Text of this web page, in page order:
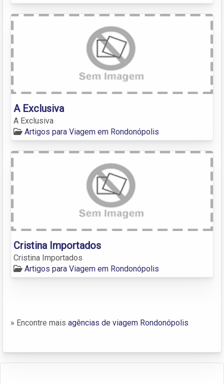
A Exclusiva
A Exclusiva
Artigos para Viagem em Rondonópolis
Cristina Importados
Cristina Importados
Artigos para Viagem em Rondonópolis
» Encontre mais agências de viagem Rondonópolis